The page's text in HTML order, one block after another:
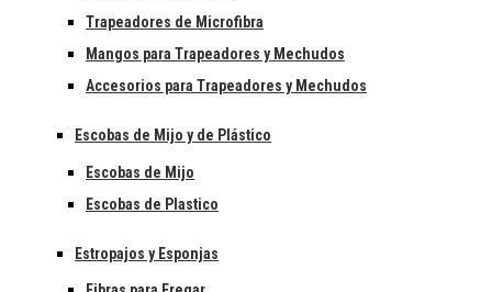
Trapeadores de Microfibra
Mangos para Trapeadores y Mechudos
Accesorios para Trapeadores y Mechudos
Escobas de Mijo y de Plástico
Escobas de Mijo
Escobas de Plastico
Estropajos y Esponjas